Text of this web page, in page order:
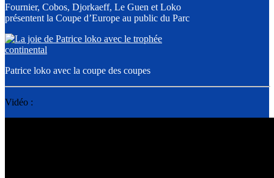
Fournier, Cobos, Djorkaeff, Le Guen et Loko
présentent la Coupe d’Europe au public du Parc
Patrice loko avec la coupe des coupes
Vidéo :